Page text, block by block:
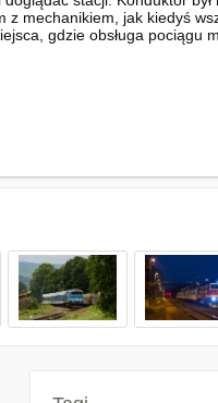
z mechanikiem, jak kiedyś
gdzie obsługa pociągu